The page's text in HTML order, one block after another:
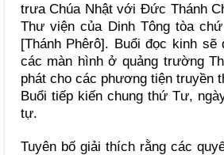
trưa Chúa Nhật với Đức Thánh
Thư viện của Dinh Tông tòa
[Thánh Phêrô]. Buổi đọc kinh
các màn hình ở quảng trường
phát cho các phương tiện truyền
Buổi tiếp kiến chung thứ Tư,
tự.
Tuyên bố giải thích rằng các